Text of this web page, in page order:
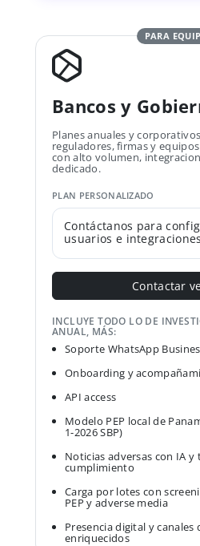
PARA
Bancos y
Planes anuales y
reguladores, firmas y
con alto volumen,
dedicado.
PLAN PERSONALIZADO
Contáctanos para
usuarios e
Contactar
INCLUYE TODO LO DE
ANUAL, MÁS:
Soporte WhatsApp
Onboarding y
API access
Modelo PEP local de
1-2026 SBP)
Noticias adversas con IA y
cumplimiento
Carga por lotes con
PEP y adverse media
Presencia digital y canales
enriquecidos